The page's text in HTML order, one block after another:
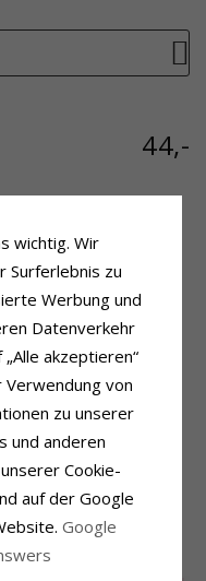
44,-
1
Facettenschliff
Grünem
Zirkon
12,0 mm
22,1 mm
5,9 mm
4-5 Werktage
AUCH
wichtig. Wir
Surferlebnis zu
Werbung und
Datenverkehr
akzeptieren“
Verwendung von
zu unserer
und anderen
Cookie-
auf der Google
Google